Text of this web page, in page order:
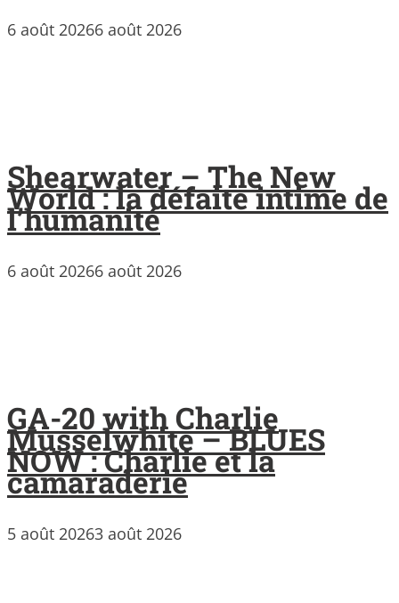
6 août 20266 août 2026
Shearwater – The New
World : la défaite intime de
l’humanité
6 août 20266 août 2026
GA-20 with Charlie
Musselwhite – BLUES
NOW : Charlie et la
camaraderie
5 août 20263 août 2026